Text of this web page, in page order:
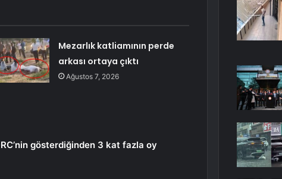
Mezarlık katliamının perde
arkası ortaya çıktı
Ağustos 7, 2026
gösterdiğinden 3 kat fazla oy